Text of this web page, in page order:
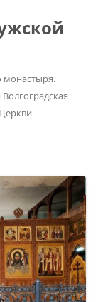
монастыря.